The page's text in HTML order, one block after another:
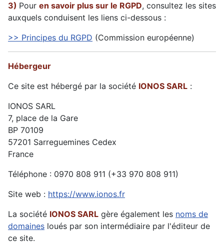
3) Pour en savoir plus sur le RGPD, consultez les sites
auxquels conduisent les liens ci-dessous :
>> Principes du RGPD (Commission européenne)
Hébergeur
Ce site est hébergé par la société IONOS SARL :
IONOS SARL
7, place de la Gare
BP 70109
57201 Sarreguemines Cedex
France
Téléphone : 0970 808 911 (+33 970 808 911)
Site web : https://www.ionos.fr
La société IONOS SARL gère également les noms de
domaines loués par son intermédiaire par l'éditeur de
ce site.